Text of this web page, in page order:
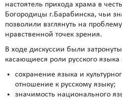
настоятель прихода храма в
Богородицы г.Барабинска, чьи
позволили взглянуть на
нравственной точек зрения.
В ходе дискуссии были
касающиеся роли русского
сохранение языка и
отношение к русскому языку;
значимость национального